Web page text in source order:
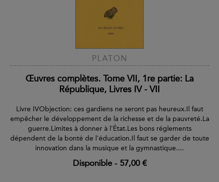
PLATON
Œuvres complètes. Tome VII, 1re partie: La
République, Livres IV - VII
Livre IVObjection: ces gardiens ne seront pas heureux.Il faut
empêcher le développement de la richesse et de la pauvreté.La
guerre.Limites à donner à l'État.Les bons réglements
dépendent de la bonté de l'éducation.Il faut se garder de toute
innovation dans la musique et la gymnastique....
Disponible- 57,00 €